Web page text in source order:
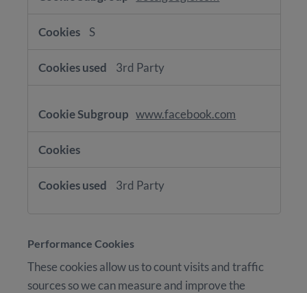
S
3rd Party
www.facebook.com
3rd Party
Performance Cookies
These cookies allow us to count visits and traffic
sources so we can measure and improve the